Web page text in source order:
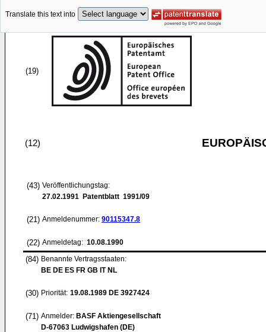
Translate this text into
(19)
(12)
(43) Veröffentlichungstag:
27.02.1991 Patentblatt 1991/09
(21) Anmeldenummer: 90115347.8
(22) Anmeldetag: 10.08.1990
(84) Benannte Vertragsstaaten:
BE DE ES FR GB IT NL
(30) Priorität: 19.08.1989 DE 3927424
(71) Anmelder: BASF Aktiengesellschaft
D-67063 Ludwigshafen (DE)